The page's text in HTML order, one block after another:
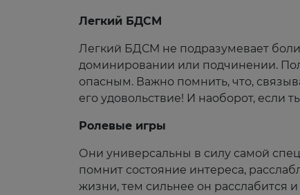
Легкий БДСМ
Легкий БДСМ не подразумевает
доминировании или подчинении.
опасным. Важно помнить, что,
его удовольствие! И наоборот, если
Ролевые игры
Они универсальны в силу самой
помнит состояние интереса,
жизни, тем сильнее он расслабится